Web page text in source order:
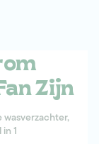
Zijn
1